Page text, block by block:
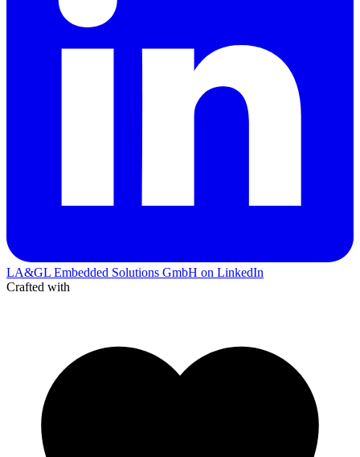
LA&GL Embedded Solutions GmbH on LinkedIn
Crafted with